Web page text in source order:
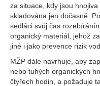
za situace, kdy jsou
skladována jen dočasně.
sedláci svůj čas
organický materiál, jehož
jiné i jako prevence rizik
MŽP dále navrhuje, aby
nebo tuhých organických
čtyřech hodin, a požaduje